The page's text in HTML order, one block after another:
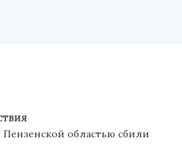
Пензенской областью сбили